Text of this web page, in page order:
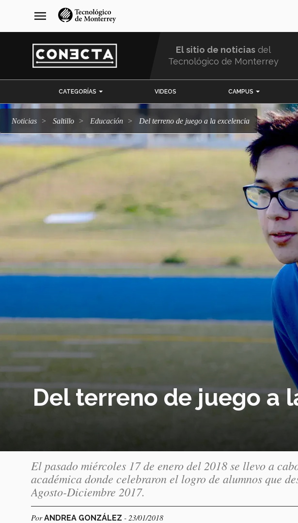
navegación
principal
menu
El sitio de noticias del
Tecnológico de Monterrey
CATEGORÍAS VIDEOS CAMPUS
Noticias Saltillo Educación Del terreno de juego a la excelencia
Del terreno de juego a
El pasado miércoles 17 de enero del 2018 se llevo a
académica donde celebraron el logro de alumnos que
Agosto-Diciembre 2017.
PorANDREA GONZÁLEZ - 23/01/2018